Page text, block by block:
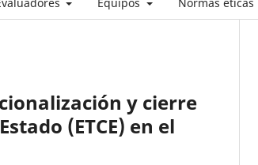
y cierre
(ETCE) en el